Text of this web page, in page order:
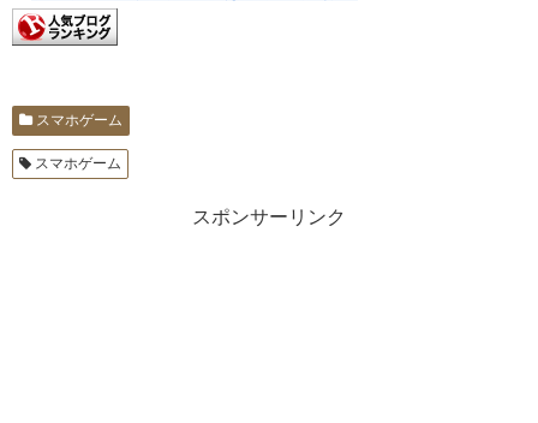
スマホゲーム
スマホゲーム
スポンサーリンク